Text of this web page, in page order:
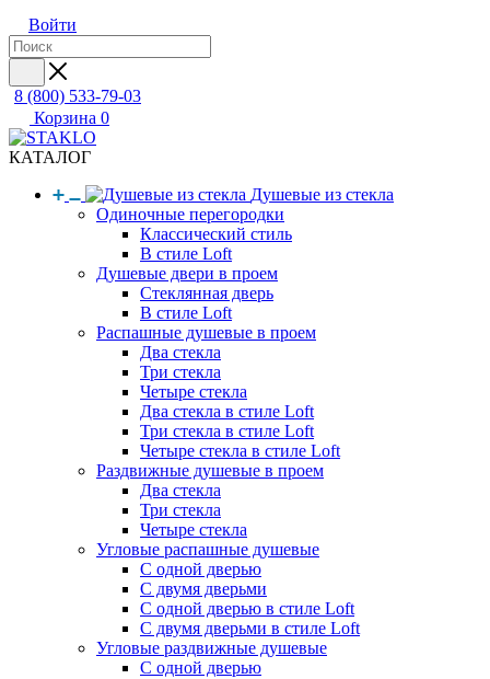
Войти
8 (800) 533-79-03
Корзина 0
КАТАЛОГ
Душевые из стекла
Одиночные перегородки
Классический стиль
В стиле Loft
Душевые двери в проем
Стеклянная дверь
В стиле Loft
Распашные душевые в проем
Два стекла
Три стекла
Четыре стекла
Два стекла в стиле Loft
Три стекла в стиле Loft
Четыре стекла в стиле Loft
Раздвижные душевые в проем
Два стекла
Три стекла
Четыре стекла
Угловые распашные душевые
С одной дверью
С двумя дверьми
С одной дверью в стиле Loft
С двумя дверьми в стиле Loft
Угловые раздвижные душевые
С одной дверью